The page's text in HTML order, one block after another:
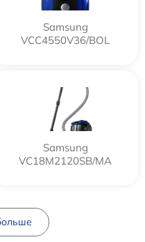
Samsung
VCC4550V36/BOL
Samsung
VC18M2120SB/MA